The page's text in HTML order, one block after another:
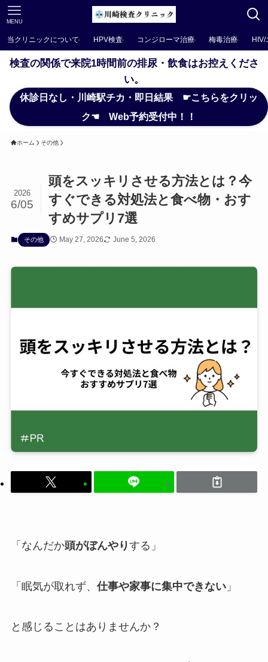
MENU
当クリニックについて HPV検査 コンジローマ治療 梅毒治療
検査の関係で来院1時間前の排尿・飲食はお控えくださ
い。
休診日なし・川崎駅チカ・即日結果 ☛こちらをクリッ
ク☚ Web予約受付中！！
ホーム その他
頭をスッキリさせる方法とは？今
すぐできる対処法と食べ物・おす
すめサプリ7選
2026
6/05
その他 May 27, 2026 June 5, 2026
「なんだか頭がぼんやりする」
「眠気が取れず、 仕事や家事に集中できない」
と感じることはありませんか？